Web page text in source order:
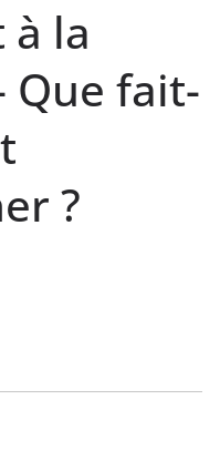
la
Que fait-
?